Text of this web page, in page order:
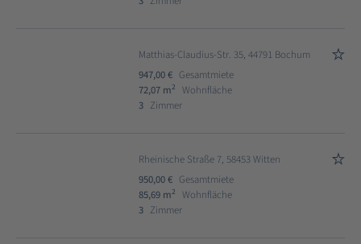
Matthias-Claudius-Str. 35, 44791 Bochum
947,00 € Gesamtmiete
72,07 m2
Wohnfläche
3 Zimmer
Rheinische Straße 7, 58453 Witten
950,00 € Gesamtmiete
85,69 m2
Wohnfläche
3 Zimmer